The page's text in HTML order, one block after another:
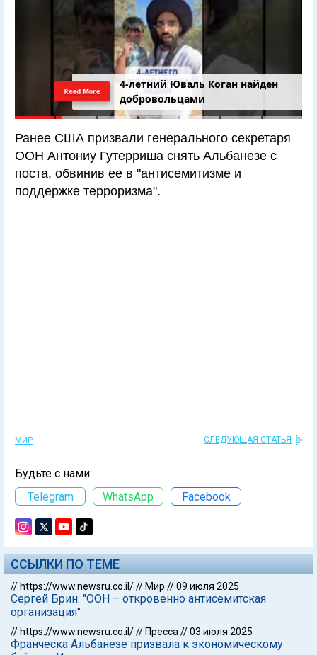
4-летний Юваль Коган найден
добровольцами
Read More
Ранее США призвали генерального секретаря
ООН Антониу Гутерриша снять Альбанезе с
поста, обвинив ее в "антисемитизме и
поддержке терроризма".
МИР СЛЕДУЮЩАЯ СТАТЬЯ
Будьте с нами:
Telegram
WhatsApp Facebook
ССЫЛКИ ПО ТЕМЕ
// https://www.newsru.co.il/// Мир //09 июля 2025
Сергей Брин: "ООН – откровенно антисемитская
организация"
// https://www.newsru.co.il/// Пресса //03 июля 2025
Франческа Альбанезе призвала к экономическому